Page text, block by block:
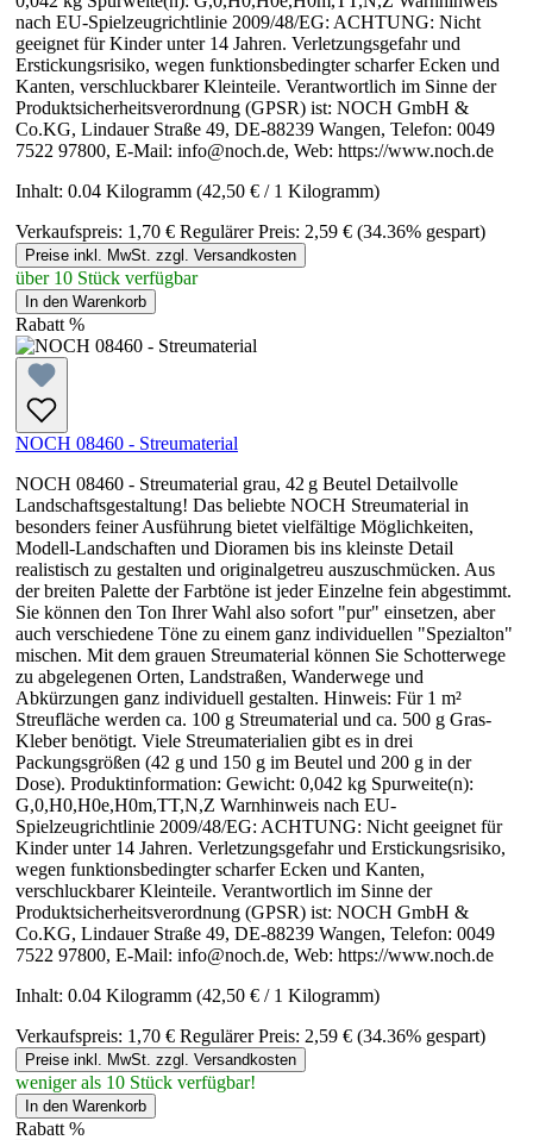
nach EU-Spielzeugrichtlinie 2009/48/EG: ACHTUNG: Nicht
geeignet für Kinder unter 14 Jahren. Verletzungsgefahr und
Erstickungsrisiko, wegen funktionsbedingter scharfer Ecken und
Kanten, verschluckbarer Kleinteile. Verantwortlich im Sinne der
Produktsicherheitsverordnung (GPSR) ist: NOCH GmbH &
Co.KG, Lindauer Straße 49, DE-88239 Wangen, Telefon: 0049
7522 97800, E-Mail: info@noch.de, Web: https://www.noch.de
Inhalt: 0.04 Kilogramm (42,50 € / 1 Kilogramm)
Verkaufspreis: 1,70 € Regulärer Preis: 2,59 € (34.36% gespart)
Preise inkl. MwSt. zzgl. Versandkosten
über 10 Stück verfügbar
In den Warenkorb
Rabatt %
NOCH 08460 - Streumaterial
NOCH 08460 - Streumaterial grau, 42 g Beutel Detailvolle
Landschaftsgestaltung! Das beliebte NOCH Streumaterial in
besonders feiner Ausführung bietet vielfältige Möglichkeiten,
Modell-Landschaften und Dioramen bis ins kleinste Detail
realistisch zu gestalten und originalgetreu auszuschmücken. Aus
der breiten Palette der Farbtöne ist jeder Einzelne fein abgestimmt.
Sie können den Ton Ihrer Wahl also sofort "pur" einsetzen, aber
auch verschiedene Töne zu einem ganz individuellen "Spezialton"
mischen. Mit dem grauen Streumaterial können Sie Schotterwege
zu abgelegenen Orten, Landstraßen, Wanderwege und
Abkürzungen ganz individuell gestalten. Hinweis: Für 1 m²
Streufläche werden ca. 100 g Streumaterial und ca. 500 g Gras-
Kleber benötigt. Viele Streumaterialien gibt es in drei
Packungsgrößen (42 g und 150 g im Beutel und 200 g in der
Dose). Produktinformation: Gewicht: 0,042 kg Spurweite(n):
G,0,H0,H0e,H0m,TT,N,Z Warnhinweis nach EU-
Spielzeugrichtlinie 2009/48/EG: ACHTUNG: Nicht geeignet für
Kinder unter 14 Jahren. Verletzungsgefahr und Erstickungsrisiko,
wegen funktionsbedingter scharfer Ecken und Kanten,
verschluckbarer Kleinteile. Verantwortlich im Sinne der
Produktsicherheitsverordnung (GPSR) ist: NOCH GmbH &
Co.KG, Lindauer Straße 49, DE-88239 Wangen, Telefon: 0049
7522 97800, E-Mail: info@noch.de, Web: https://www.noch.de
Inhalt: 0.04 Kilogramm (42,50 € / 1 Kilogramm)
Verkaufspreis: 1,70 € Regulärer Preis: 2,59 € (34.36% gespart)
Preise inkl. MwSt. zzgl. Versandkosten
weniger als 10 Stück verfügbar!
In den Warenkorb
Rabatt %